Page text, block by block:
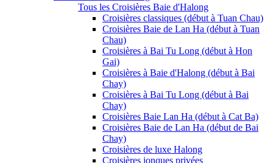
Tous les Croisières Baie d'Halong
Croisières classiques (début à Tuan Chau)
Croisières Baie de Lan Ha (début à Tuan
Chau)
Croisières à Bai Tu Long (début à Hon
Gai)
Croisières à Baie d'Halong (début à Bai
Chay)
Croisières à Bai Tu Long (début à Bai
Chay)
Croisières Baie Lan Ha (début à Cat Ba)
Croisières Baie de Lan Ha (début de Bai
Chay)
Croisières de luxe Halong
Croisières jonques privées